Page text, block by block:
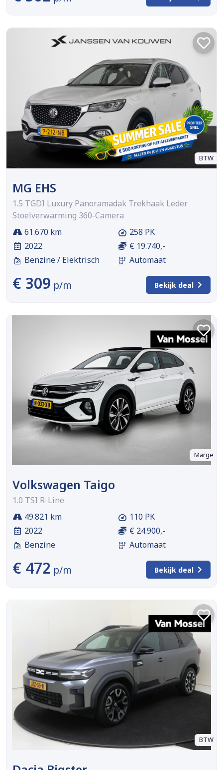
BTW
MG EHS
1.5 TGDI Luxury Panoramadak Trekhaak Leder
Stoelverwarming 360-Camera
61.670 km
2022
Benzine / Elektrisch
258 PK
€ 19.740,-
Automaat
€ 309 p/m Bekijk deal
Marge
Volkswagen Taigo
1.0 TSI R-Line
49.821 km
2022
Benzine
110 PK
€ 24.900,-
Automaat
€ 472 p/m Bekijk deal
BTW